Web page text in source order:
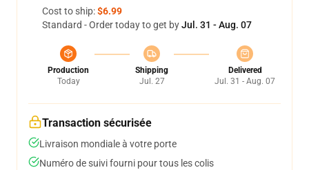
Cost to ship:$6.99
Standard - Order today to get byJul. 31 - Aug. 07
Production
Today
Shipping
Jul. 27
Delivered
Jul. 31 - Aug. 07
Transaction sécurisée
Livraison mondiale à votre porte
Numéro de suivi fourni pour tous les colis